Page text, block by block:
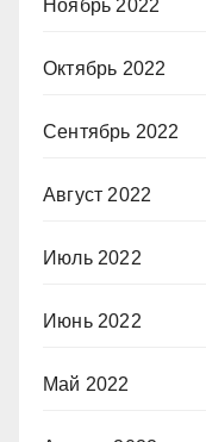
Ноябрь 2022
Октябрь 2022
Сентябрь 2022
Август 2022
Июль 2022
Июнь 2022
Май 2022